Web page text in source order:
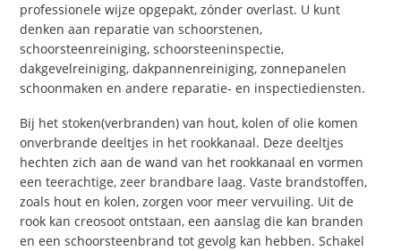
professionele wijze opgepakt, zónder overlast. U kunt
denken aan reparatie van schoorstenen,
schoorsteenreiniging, schoorsteeninspectie,
dakgevelreiniging, dakpannenreiniging, zonnepanelen
schoonmaken en andere reparatie- en inspectiediensten.
Bij het stoken(verbranden) van hout, kolen of olie komen
onverbrande deeltjes in het rookkanaal. Deze deeltjes
hechten zich aan de wand van het rookkanaal en vormen
een teerachtige, zeer brandbare laag. Vaste brandstoffen,
zoals hout en kolen, zorgen voor meer vervuiling. Uit de
rook kan creosoot ontstaan, een aanslag die kan branden
en een schoorsteenbrand tot gevolg kan hebben. Schakel